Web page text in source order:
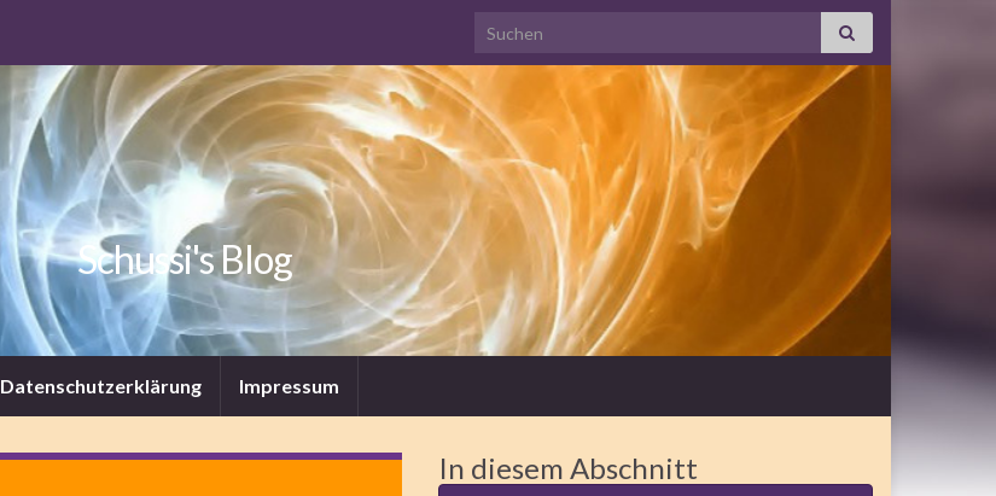
Search for:
Schussi's Blog
Datenschutzerklärung Impressum
In diesem Abschnitt